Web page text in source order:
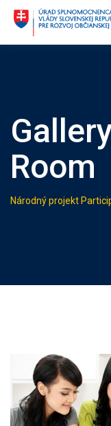
Skip
content
Room
Národný projekt